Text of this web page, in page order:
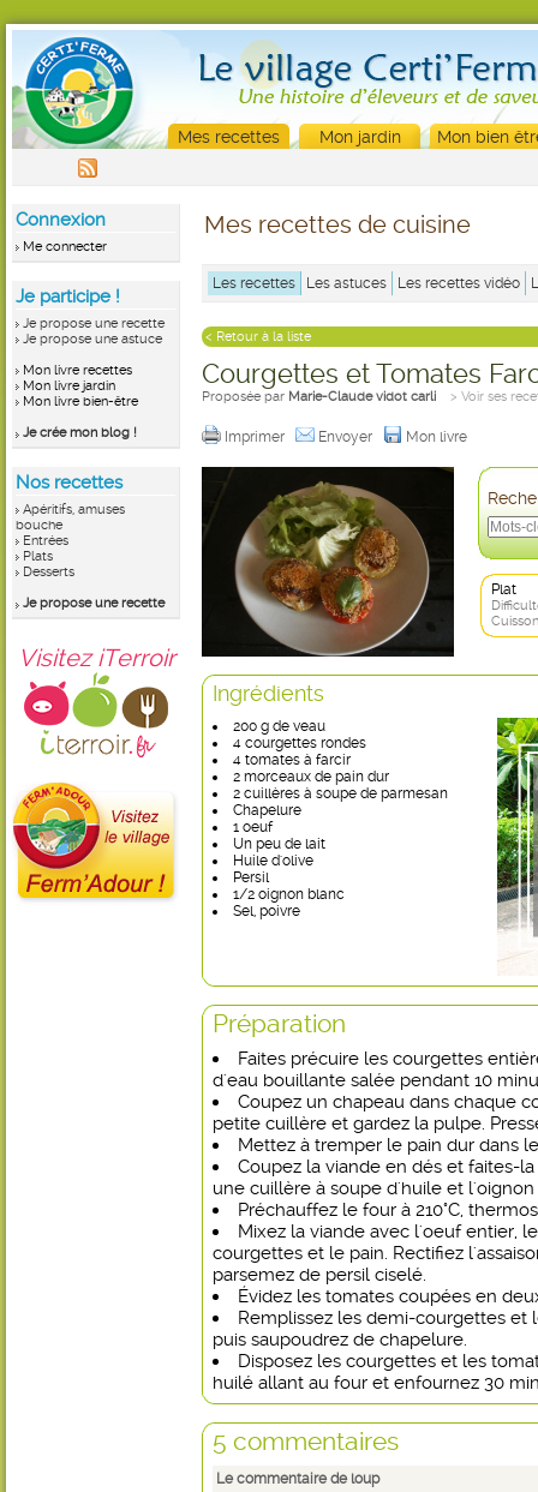
Mes recettes Mon jardin Mon bien
Connexion
Me connecter
Je participe !
Je propose une recette
Je propose une astuce
Mon livre recettes
Mon livre jardin
Mon livre bien-être
Je crée mon blog !
Nos recettes
Apéritifs, amuses
bouche
Entrées
Plats
Desserts
Je propose une recette
Visitez iTerroir
Mes recettes de cuisine
Les recettes Les astuces Les recettes vidéo
< Retour à la liste
Courgettes et Tomates
Proposée par Marie-Claude vidot carli > Voir ses
Imprimer Envoyer Mon livre
Plat
Ingrédients
200 g de veau
4 courgettes rondes
4 tomates à farcir
2 morceaux de pain dur
2 cuillères à soupe de parmesan
Chapelure
1 oeuf
Un peu de lait
Huile d'olive
Persil
1/2 oignon blanc
Sel, poivre
Préparation
Faites précuire les courgettes
d'eau bouillante salée pendant 10
Coupez un chapeau dans chaque
petite cuillère et gardez la pulpe.
Mettez à tremper le pain dur dans
Coupez la viande en dés et faites-
une cuillère à soupe d'huile et
Préchauffez le four à 210°C,
Mixez la viande avec l'oeuf entier,
courgettes et le pain. Rectifiez
parsemez de persil ciselé.
Évidez les tomates coupées en
Remplissez les demi-courgettes et
puis saupoudrez de chapelure.
Disposez les courgettes et les
huilé allant au four et enfournez 30
5 commentaires
Le commentaire de loup